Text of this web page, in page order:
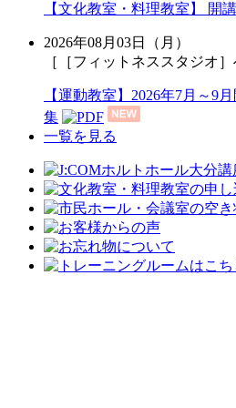
【文化教室・料理教室】 開
2026年08月03日（月）
［［フィットネススタジオ
【運動教室】2026年7月～9
集
一覧を見る